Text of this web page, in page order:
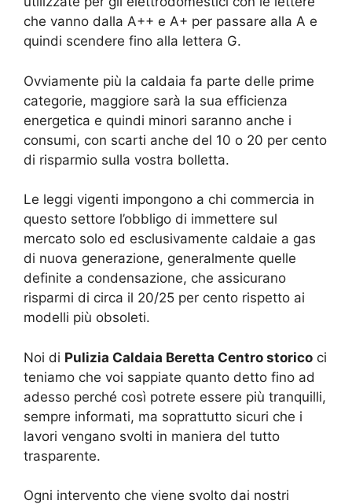
che vanno dalla A++ e A+ per passare alla A e
quindi scendere fino alla lettera G.
Ovviamente più la caldaia fa parte delle prime
categorie, maggiore sarà la sua efficienza
energetica e quindi minori saranno anche i
consumi, con scarti anche del 10 o 20 per cento
di risparmio sulla vostra bolletta.
Le leggi vigenti impongono a chi commercia in
questo settore l’obbligo di immettere sul
mercato solo ed esclusivamente caldaie a gas
di nuova generazione, generalmente quelle
definite a condensazione, che assicurano
risparmi di circa il 20/25 per cento rispetto ai
modelli più obsoleti.
Noi di Pulizia Caldaia Beretta Centro storico ci
teniamo che voi sappiate quanto detto fino ad
adesso perché così potrete essere più tranquilli,
sempre informati, ma soprattutto sicuri che i
lavori vengano svolti in maniera del tutto
trasparente.
Ogni intervento che viene svolto dai nostri